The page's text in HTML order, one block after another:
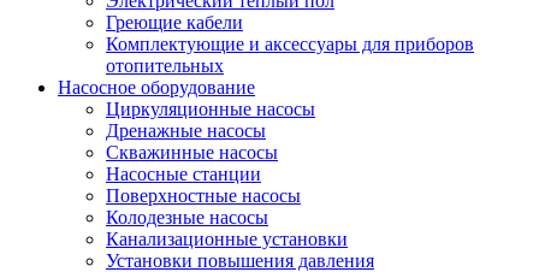
Греющие кабели
Комплектующие и аксессуары для приборов
отопительных
Насосное оборудование
Циркуляционные насосы
Дренажные насосы
Скважинные насосы
Насосные станции
Поверхностные насосы
Колодезные насосы
Канализационные установки
Установки повышения давления